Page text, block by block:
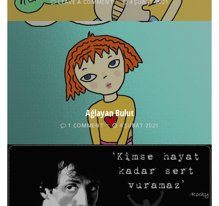
LEAVE A COMMENT 4 ŞUBAT 2021
Ağlayan Bulut
1 COMMENT 4 ŞUBAT 2021